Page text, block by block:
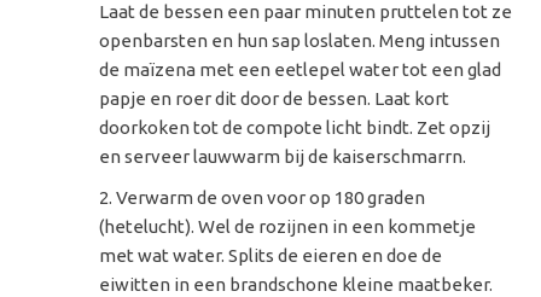
Laat de bessen een paar minuten pruttelen tot ze
openbarsten en hun sap loslaten. Meng intussen
de maïzena met een eetlepel water tot een glad
papje en roer dit door de bessen. Laat kort
doorkoken tot de compote licht bindt. Zet opzij
en serveer lauwwarm bij de kaiserschmarrn.
Verwarm de oven voor op 180 graden
(hetelucht). Wel de rozijnen in een kommetje
met wat water. Splits de eieren en doe de
eiwitten in een brandschone kleine maatbeker.